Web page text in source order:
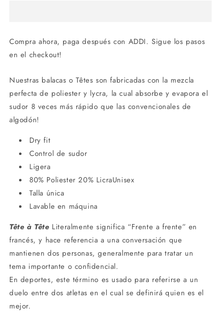
Compra ahora, paga después con ADDI. Sigue los pasos
en el checkout!
Nuestras balacas o Têtes son fabricadas con la mezcla
perfecta de poliester y lycra, la cual absorbe y evapora el
sudor 8 veces más rápido que las convencionales de
algodón!
Dry fit
Control de sudor
Ligera
80% Poliester 20% LicraUnisex
Talla única
Lavable en máquina
Tête à Tête Literalmente significa “Frente a frente” en
francés, y hace referencia a una conversación que
mantienen dos personas, generalmente para tratar un
tema importante o confidencial.
En deportes, este término es usado para referirse a un
duelo entre dos atletas en el cual se definirá quien es el
mejor.